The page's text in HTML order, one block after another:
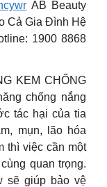
AB Beauty
Cả Gia Đình Hệ
1900 8868
KEM CHỐNG
chống nắng
tác hại của tia
mụn, lão hóa
thì việc cần một
quan trọng.
sẽ giúp bảo vệ